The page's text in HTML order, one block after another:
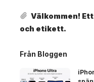
Välkommen!
och etikett.
Från Bloggen